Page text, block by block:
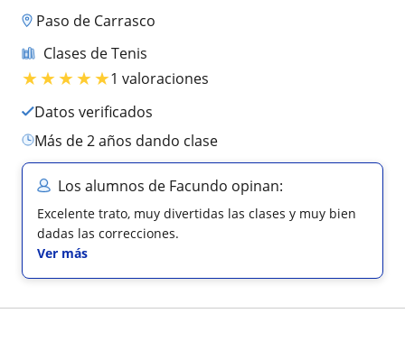
Paso de Carrasco
Clases de Tenis
★★★★★1 valoraciones
Datos verificados
más de 2 años dando clase
Los alumnos de Facundo opinan:
Excelente trato, muy divertidas las clases y muy bien
dadas las correcciones.
Ver más